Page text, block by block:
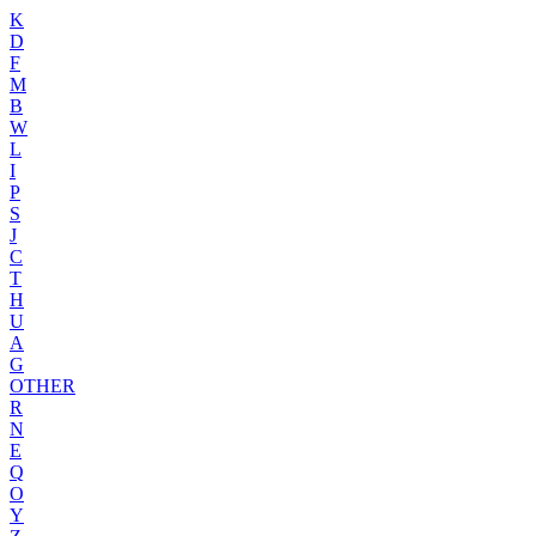
K
D
F
M
B
W
L
I
P
S
J
C
T
H
U
A
G
OTHER
R
N
E
Q
O
Y